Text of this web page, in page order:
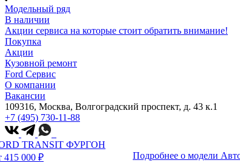
Модельный ряд
В наличии
Акции сервиса на которые стоит обратить внимание!
Покупка
Акции
Кузовной ремонт
Ford Сервис
О компании
Вакансии
109316, Москва, Волгоградский проспект, д. 43 к.1
+7 (495) 730-11-88
TRANSIT ФУРГОН
415 000 ₽
Подробнее о модели